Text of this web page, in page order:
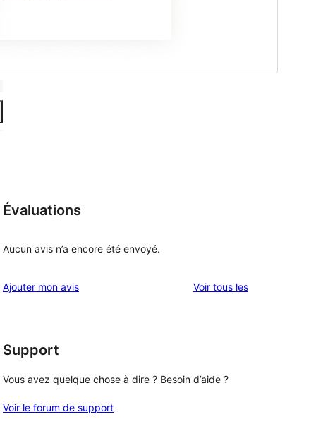
Évaluations
Aucun avis n’a encore été envoyé.
Ajouter mon avis Voir tous lesavis
Support
Vous avez quelque chose à dire ? Besoin d’aide ?
Voir le forum de support